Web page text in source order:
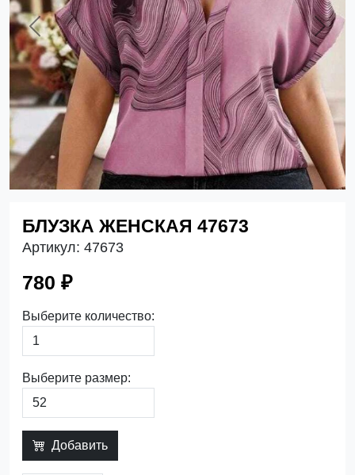
Previous Next
БЛУЗКА ЖЕНСКАЯ 47673
Артикул: 47673
780 ₽
Выберите количество:
Выберите размер:
Добавить